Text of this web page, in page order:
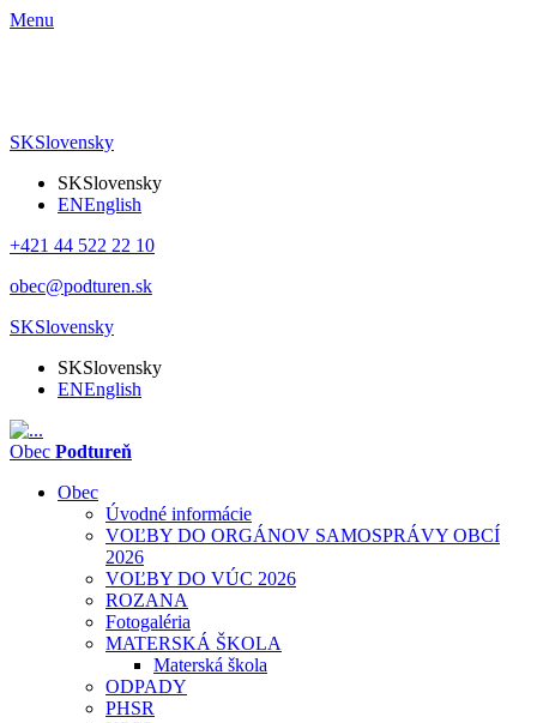
Menu
SKSlovensky
SKSlovensky
ENEnglish
+421 44 522 22 10
obec@podturen.sk
SKSlovensky
SKSlovensky
ENEnglish
Obec Podtureň
Obec
Úvodné informácie
VOĽBY DO ORGÁNOV SAMOSPRÁVY OBCÍ
2026
VOĽBY DO VÚC 2026
ROZANA
Fotogaléria
MATERSKÁ ŠKOLA
Materská škola
ODPADY
PHSR